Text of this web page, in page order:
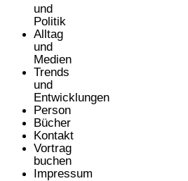
und
Politik
Alltag
und
Medien
Trends
und
Entwicklungen
Person
Bücher
Kontakt
Vortrag
buchen
Impressum